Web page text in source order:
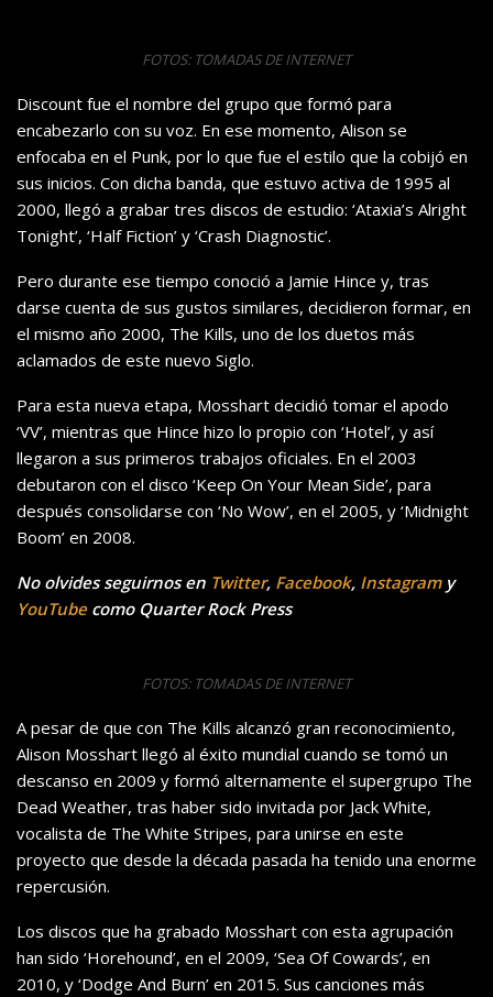
FOTOS: TOMADAS DE INTERNET
Discount fue el nombre del grupo que formó para
encabezarlo con su voz. En ese momento, Alison se
enfocaba en el Punk, por lo que fue el estilo que la cobijó en
sus inicios. Con dicha banda, que estuvo activa de 1995 al
2000, llegó a grabar tres discos de estudio: ‘Ataxia’s Alright
Tonight’, ‘Half Fiction’ y ‘Crash Diagnostic’.
Pero durante ese tiempo conoció a Jamie Hince y, tras
darse cuenta de sus gustos similares, decidieron formar, en
el mismo año 2000, The Kills, uno de los duetos más
aclamados de este nuevo Siglo.
Para esta nueva etapa, Mosshart decidió tomar el apodo
‘VV’, mientras que Hince hizo lo propio con ‘Hotel’, y así
llegaron a sus primeros trabajos oficiales. En el 2003
debutaron con el disco ‘Keep On Your Mean Side’, para
después consolidarse con ‘No Wow’, en el 2005, y ‘Midnight
Boom’ en 2008.
No olvides seguirnos en Twitter, Facebook, Instagramy
YouTubecomo Quarter Rock Press
FOTOS: TOMADAS DE INTERNET
A pesar de que con The Kills alcanzó gran reconocimiento,
Alison Mosshart llegó al éxito mundial cuando se tomó un
descanso en 2009 y formó alternamente el supergrupo The
Dead Weather, tras haber sido invitada por Jack White,
vocalista de The White Stripes, para unirse en este
proyecto que desde la década pasada ha tenido una enorme
repercusión.
Los discos que ha grabado Mosshart con esta agrupación
han sido ‘Horehound’, en el 2009, ‘Sea Of Cowards’, en
2010, y ‘Dodge And Burn’ en 2015. Sus canciones más